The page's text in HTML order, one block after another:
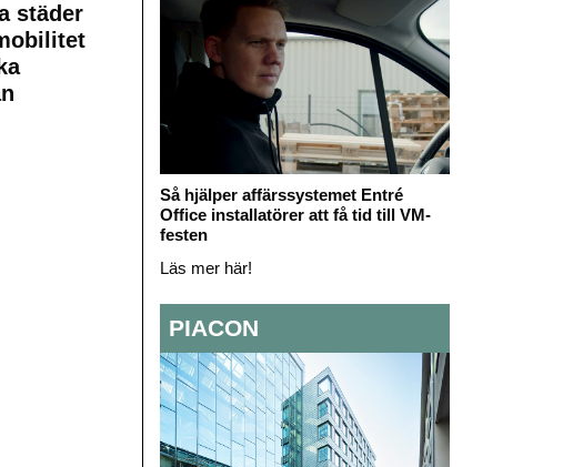
städer
Så hjälper affärssystemet Entré
Office installatörer att få tid till VM-
festen
Läs mer här!
PIACON